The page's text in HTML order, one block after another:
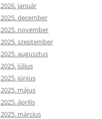
2026. január
2025. december
2025. november
2025. szeptember
2025. augusztus
2025. július
2025. június
2025. május
2025. április
2025. március